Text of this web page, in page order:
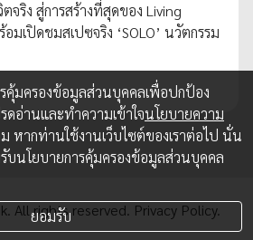
จริง สู่การสร้างที่สุดของ Living
เปิดชมสเปซจริง ‘SOLO’ นวัตกรรม
All rights reserved. Privacy Policy.
รคุ้มครองข้อมูลส่วนบุคคลเพื่อปกป้อง
อ่านและทำความเข้าใจนโยบายความ
ม หากท่านใช้งานเว็บไซต์ของเราต่อไป นั่น
บนโยบายการคุ้มครองข้อมูลส่วนบุคคล
ยอมรับ